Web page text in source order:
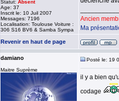
Statut: Absent
Age: 37
Inscrit le: 10 Juil 2007
Messages: 7196
Localisation: Toulouse Voiture :
306 S16 BV6 & Samba Sympa
Ancien
Ma
Revenir en haut de page
damiano
Maitre Suprème
Posté le: 19
il y a bien
codage